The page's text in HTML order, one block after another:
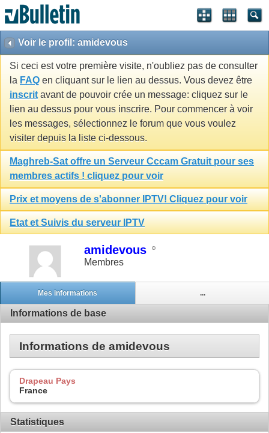
Voir le profil: amidevous
Si ceci est votre première visite, n'oubliez pas de consulter
la FAQ en cliquant sur le lien au dessus. Vous devez être
inscrit avant de pouvoir crée un message: cliquez sur le
lien au dessus pour vous inscrire. Pour commencer à voir
les messages, sélectionnez le forum que vous voulez
visiter depuis la liste ci-dessous.
Maghreb-Sat offre un Serveur Cccam Gratuit pour ses
membres actifs ! cliquez pour voir
Prix et moyens de s'abonner IPTV! Cliquez pour voir
Etat et Suivis du serveur IPTV
amidevous
Membres
Mes informations ...
Informations de base
Informations de amidevous
Drapeau Pays
France
Statistiques